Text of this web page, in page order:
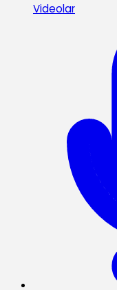
Videolar